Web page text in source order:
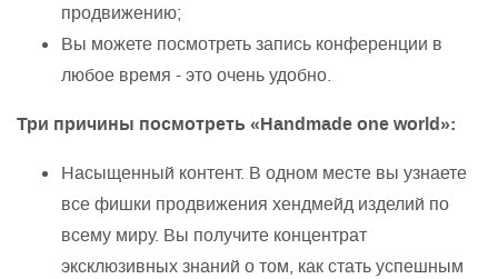
продвижению;
Вы можете посмотреть запись конференции в
любое время - это очень удобно.
Три причины посмотреть «Handmade one world»:
Насыщенный контент. В одном месте вы узнаете
все фишки продвижения хендмейд изделий по
всему миру. Вы получите концентрат
эксклюзивных знаний о том, как стать успешным